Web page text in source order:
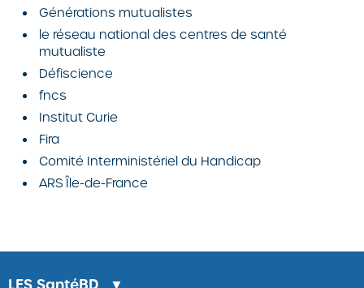
Générations mutualistes
le réseau national des centres de santé
mutualiste
Défiscience
fncs
Institut Curie
Fira
Comité Interministériel du Handicap
ARS Île-de-France